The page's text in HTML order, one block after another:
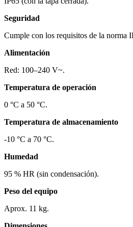
Seguridad
Cumple con los requisitos de la norma
Alimentación
Red: 100–240 V~.
Temperatura de operación
0 °C a 50 °C.
Temperatura de almacenamiento
-10 °C a 70 °C.
Humedad
95 % HR (sin condensación).
Peso del equipo
Aprox. 11 kg.